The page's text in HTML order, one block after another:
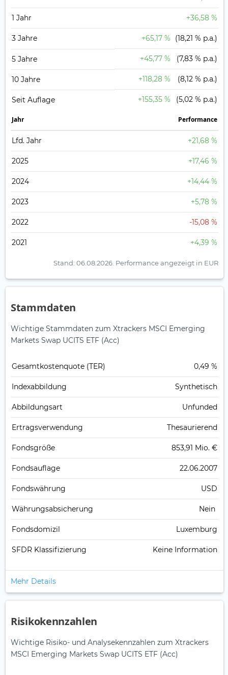
1 Jahr +36,58 %
3 Jahre +65,17 % (18,21 % p.a.)
5 Jahre +45,77 % (7,83 % p.a.)
10 Jahre +118,28 % (8,12 % p.a.)
Seit Auflage +155,35 % (5,02 % p.a.)
Jahr Perfor­mance
Lfd. Jahr +21,68 %
2025 +17,46 %
2024 +14,44 %
2023 +5,78 %
2022 -15,08 %
2021 +4,39 %
Stand: 06.08.2026. Performance angezeigt in EUR
Stammdaten
Wichtige Stammdaten zum Xtrackers MSCI Emerging
Markets Swap UCITS ETF (Acc)
Gesamt­kosten­quote (TER) 0,49 %
Index­abbildung Synthetisch
Abbildungs­art Unfunded
Ertrags­verwendung Thesaurierend
Fonds­größe 853,91 Mio. €
Fonds­auflage 22.06.2007
Fonds­währung USD
Währungsabsicherung Nein
Fondsdomizil Luxemburg
SFDR Klassifizierung Keine Information
Mehr Details
Risikokennzahlen
Wichtige Risiko- und Analysekennzahlen zum Xtrackers
MSCI Emerging Markets Swap UCITS ETF (Acc)